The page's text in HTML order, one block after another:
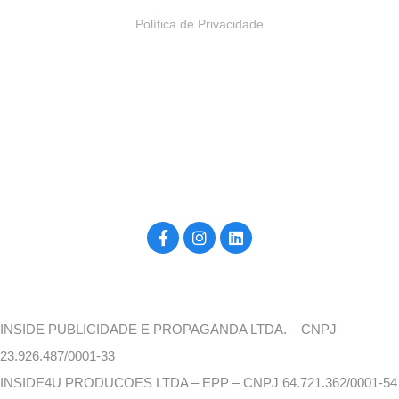
Política de Privacidade
INSIDE PUBLICIDADE E PROPAGANDA LTDA. – CNPJ
23.926.487/0001-33
INSIDE4U PRODUCOES LTDA – EPP – CNPJ 64.721.362/0001-54